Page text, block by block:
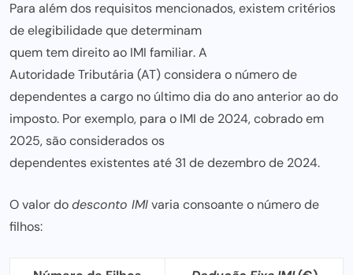
Para além dos requisitos mencionados, existem critérios
de elegibilidade que determinam
quem tem direito ao IMI familiar. A
Autoridade Tributária (AT)considera o número de
dependentes a cargo no último dia do ano anterior ao do
imposto. Por exemplo, para o IMI de 2024, cobrado em
2025, são considerados os
dependentes existentes até 31 de dezembrode 2024.
O valor dodesconto IMIvaria consoante o número de
filhos: